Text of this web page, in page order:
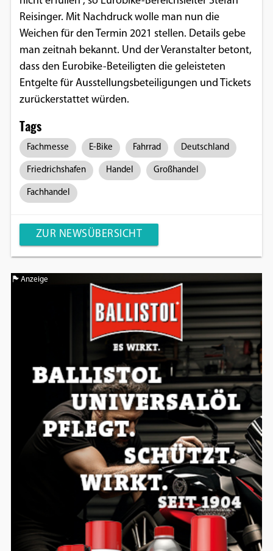
Reisinger. Mit Nachdruck wolle man nun die
Weichen für den Termin 2021 stellen. Details gebe
man zeitnah bekannt. Und der Veranstalter betont,
dass den Eurobike-Beteiligten die geleisteten
Entgelte für Ausstellungsbeteiligungen und Tickets
zurückerstattet würden.
Tags
Fachmesse E-Bike Fahrrad Deutschland
Friedrichshafen Handel Großhandel
Fachhandel
ZUR NEWSÜBERSICHT
Anzeige